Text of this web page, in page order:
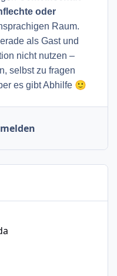
oder
Raum.
als Gast und
nicht nutzen –
selbst zu fragen
es gibt Abhilfe 🙂